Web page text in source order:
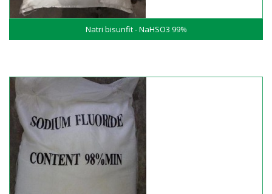
Natri bisunfit - NaHSO3 99%